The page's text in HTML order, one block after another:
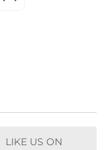
LIKE US ON